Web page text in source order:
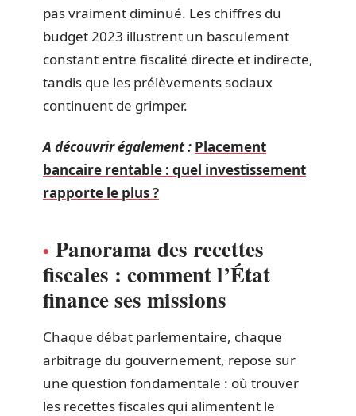
pas vraiment diminué. Les chiffres du
budget 2023 illustrent un basculement
constant entre fiscalité directe et indirecte,
tandis que les prélèvements sociaux
continuent de grimper.
A découvrir également : Placement
bancaire rentable : quel investissement
rapporte le plus ?
Panorama des recettes
fiscales : comment l’État
finance ses missions
Chaque débat parlementaire, chaque
arbitrage du gouvernement, repose sur
une question fondamentale : où trouver
les recettes fiscales qui alimentent le